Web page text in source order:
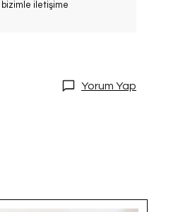
bizimle iletişime
Yorum Yap